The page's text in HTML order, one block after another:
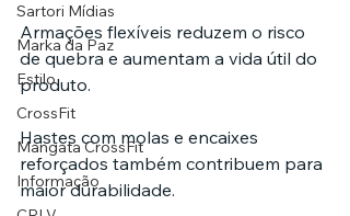
Sartori Mídias
Marka da Paz
Estilo
CrossFit
Mangata CrossFit
Informação
Armações flexíveis reduzem o risco
de quebra e aumentam a vida útil do
produto.
Hastes com molas e encaixes
reforçados também contribuem para
maior durabilidade.